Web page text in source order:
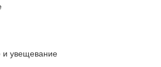
и увещевание